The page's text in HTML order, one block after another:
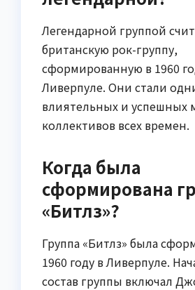
Легендарной группой
британскую рок-группу,
сформированную в 1960
Ливерпуле. Они стали
влиятельных и успешных
коллективов всех времен.
Когда была
сформирована
«Битлз»?
Группа «Битлз» была
1960 году в Ливерпуле.
состав группы включал